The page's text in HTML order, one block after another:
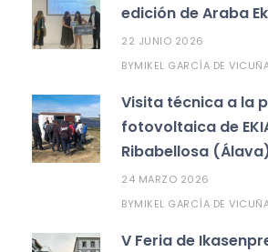
edición de Araba
22 JUNIO 2026
BYMIKEL GARCÍA DE
Visita técnica a la
fotovoltaica de
Ribabellosa
24 MARZO 2026
BYMIKEL GARCÍA DE
V Feria de